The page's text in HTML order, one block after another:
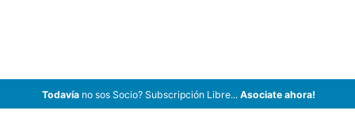
Todavíano sos Socio? Subscripción Libre... Asociate ahora!